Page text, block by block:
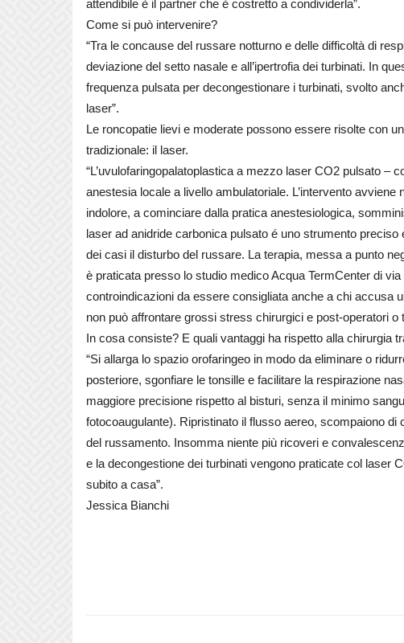
attendibile è il partner che è costretto a condividerla”.
Come si può intervenire?
“Tra le concause del russare notturno e delle difficoltà di
deviazione del setto nasale e all’ipertrofia dei turbinati. In
frequenza pulsata per decongestionare i turbinati, svolto
laser”.
Le roncopatie lievi e moderate possono essere risolte con
tradizionale: il laser.
“L’uvulofaringopalatoplastica a mezzo laser CO2 pulsato –
anestesia locale a livello ambulatoriale. L’intervento avviene
indolore, a cominciare dalla pratica anestesiologica,
laser ad anidride carbonica pulsato é uno strumento
dei casi il disturbo del russare. La terapia, messa a punto
è praticata presso lo studio medico Acqua TermCenter di
controindicazioni da essere consigliata anche a chi accusa
non può affrontare grossi stress chirurgici e post-operatori o
In cosa consiste? E quali vantaggi ha rispetto alla chirurgia
“Si allarga lo spazio orofaringeo in modo da eliminare o
posteriore, sgonfiare le tonsille e facilitare la respirazione
maggiore precisione rispetto al bisturi, senza il minimo
fotocoaugulante). Ripristinato il flusso aereo, scompaiono
del russamento. Insomma niente più ricoveri e
e la decongestione dei turbinati vengono praticate col laser
subito a casa”.
Jessica Bianchi